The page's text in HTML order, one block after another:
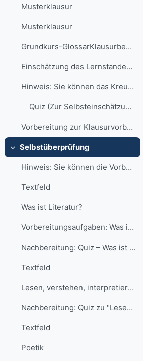
Musterklausur
Musterklausur
Grundkurs-GlossarKlausurbegriffe gemeinsam definie...
Einschätzung des Lernstandes durch Selbsttest
Hinweis: Sie können das Kreuzworträtsel und das Qu...
Quiz (Zur Selbsteinschätzung des Lernstandes)
Vorbereitung zur KlausurvorbereitungssitzungSchrei...
Einklappen
Selbstüberprüfung
Hinweis: Sie können die Vorbereitungsaufgaben nur ...
Textfeld
Was ist Literatur?
Vorbereitungsaufgaben: Was ist Literatur?
Nachbereitung: Quiz – Was ist Literatur?
Textfeld
Lesen, verstehen, interpretieren
Nachbereitung: Quiz zu "Lesen, verstehen, interpretieren"
Textfeld
Poetik